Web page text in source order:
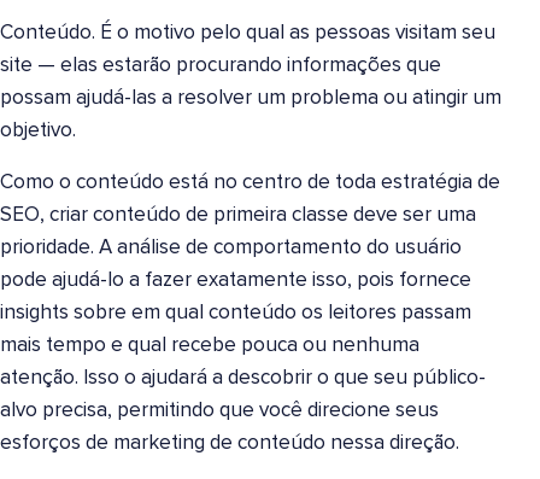
Conteúdo. É o motivo pelo qual as pessoas visitam seu
site — elas estarão procurando informações que
possam ajudá-las a resolver um problema ou atingir um
objetivo.
Como o conteúdo está no centro de toda estratégia de
SEO, criar conteúdo de primeira classe deve ser uma
prioridade. A análise de comportamento do usuário
pode ajudá-lo a fazer exatamente isso, pois fornece
insights sobre em qual conteúdo os leitores passam
mais tempo e qual recebe pouca ou nenhuma
atenção. Isso o ajudará a descobrir o que seu público-
alvo precisa, permitindo que você direcione seus
esforços de marketing de conteúdo nessa direção.